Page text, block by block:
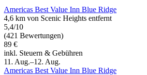
Americas Best Value Inn Blue Ridge
4,6 km von Scenic Heights entfernt
5,4/10
(421 Bewertungen)
89 €
inkl. Steuern & Gebühren
11. Aug.–12. Aug.
Americas Best Value Inn Blue Ridge